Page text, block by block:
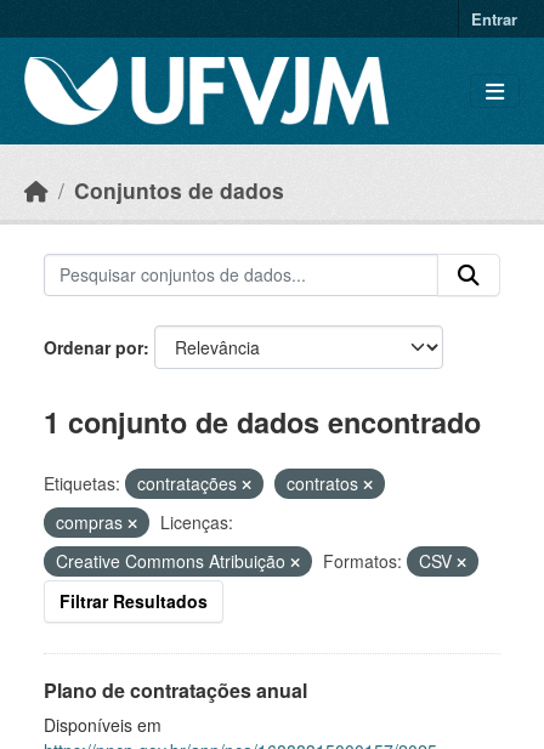
Entrar
Conjuntos de dados
Ordenar por
1 conjunto de dados encontrado
Etiquetas: contratações
contratos
compras
Licenças:
Creative Commons Atribuição
Formatos:
CSV
Filtrar Resultados
Plano de contratações anual
Disponíveis em